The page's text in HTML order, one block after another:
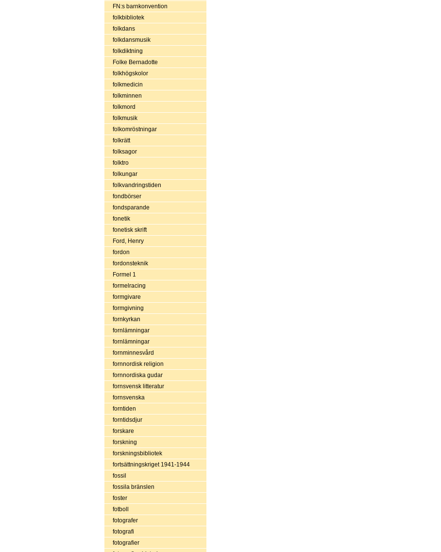
FN:s barnkonvention
folkbibliotek
folkdans
folkdansmusik
folkdiktning
Folke Bernadotte
folkhögskolor
folkmedicin
folkminnen
folkmord
folkmusik
folkomröstningar
folkrätt
folksagor
folktro
folkungar
folkvandringstiden
fondbörser
fondsparande
fonetik
fonetisk skrift
Ford, Henry
fordon
fordonsteknik
Formel 1
formelracing
formgivare
formgivning
fornkyrkan
fornlämningar
fornlämningar
fornminnesvård
fornnordisk religion
fornnordiska gudar
fornsvensk litteratur
fornsvenska
forntiden
forntidsdjur
forskare
forskning
forskningsbibliotek
fortsättningskriget 1941-1944
fossil
fossila bränslen
foster
fotboll
fotografer
fotografi
fotografier